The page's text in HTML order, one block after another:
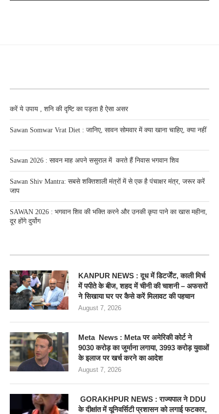
करें ये उपाय , शनि की दृष्टि का पड़ता है ऐसा असर
Sawan Somwar Vrat Diet : जानिए, सावन सोमवार में क्या खाना चाहिए, क्या नहीं
Sawan 2026 : सावन माह अपने ससुराल में करते हैं निवास भगवान शिव
Sawan Shiv Mantra: सबसे शक्तिशाली मंत्रों में से एक है पंचाक्षर मंत्र, जरूर करें
जाप
SAWAN 2026 : भगवान शिव की भक्ति करने और उनकी कृपा पाने का खास महीना,
दूर होंगे दुर्योग
KANPUR NEWS : दूध में डिटर्जेंट, काली मिर्च
में पपीते के बीज, शहद में चीनी की चाशनी – अफसरों
ने सिखाया घर पर कैसे करें मिलावट की पहचान
August 7, 2026
Meta News : Meta पर अमेरिकी कोर्ट ने
9030 करोड़ का जुर्माना लगाया, 3993 करोड़ युवाओं
के इलाज पर खर्च करने का आदेश
August 7, 2026
GORAKHPUR NEWS : राज्यपाल ने DDU
के दीक्षांत में यूनिवर्सिटी प्रशासन को लगाई फटकार,